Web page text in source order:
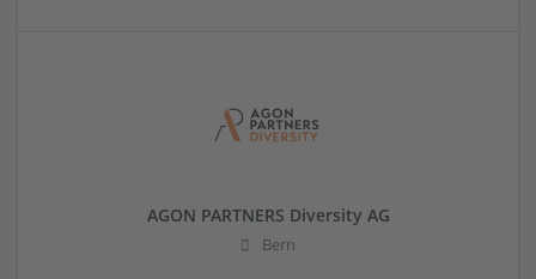
AGON PARTNERS Diversity AG
Bern